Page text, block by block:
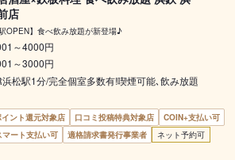
店
駅OPEN】食べ飲み放題が新登場♪
～4000円
～3000円
松駅1分/完全個室多数有!喫煙可能､飲み放題
ント還元対象店 口コミ投稿特典対象店
COIN+支払い可
マート支払い可 適格請求書発行事業者
ネット予約可